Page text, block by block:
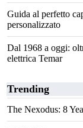
Guida al perfetto
personalizzato
Dal 1968 a oggi:
elettrica Temar
Trending
The Nexodus: 8